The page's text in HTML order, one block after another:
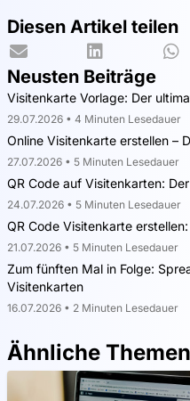
Diesen Artikel teilen
Neusten Beiträge
Visitenkarte Vorlage: Der
29.07.2026 • 4 Minuten Lesedauer
Online Visitenkarte erstellen –
27.07.2026 • 5 Minuten Lesedauer
QR Code auf Visitenkarten:
24.07.2026 • 5 Minuten Lesedauer
QR Code Visitenkarte
21.07.2026 • 5 Minuten Lesedauer
Zum fünften Mal in Folge:
Visitenkarten
16.07.2026 • 2 Minuten Lesedauer
Ähnliche Themen